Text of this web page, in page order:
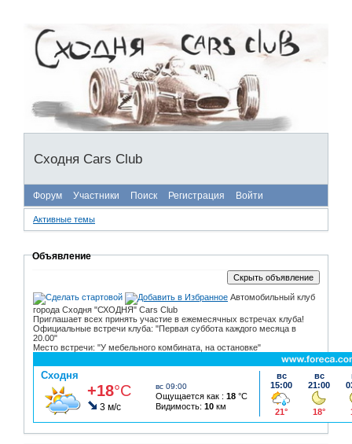
Сходня Cars Club
Форум Участники Поиск Регистрация Войти
Активные темы
Объявление
Автомобильный клуб
города Сходня "СХОДНЯ" Cars Club
Приглашает всех принять участие в ежемесячных встречах клуба!
Официальные встречи клуба: "Первая суббота каждого месяца в
20.00"
Место встречи: "У мебельного комбината, на остановке"